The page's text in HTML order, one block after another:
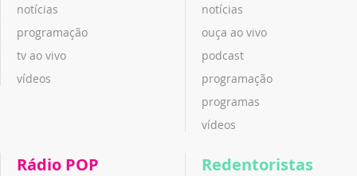
notícias
programação
tv ao vivo
vídeos
notícias
ouça ao vivo
podcast
programação
programas
vídeos
Rádio POP Redentoristas